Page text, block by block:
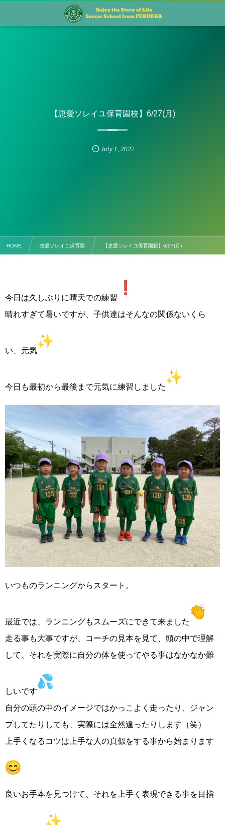
【恵愛ソレイユ保育園校】6/27(月)
July 1,2022
HOME 恵愛ソレイユ保育園 【恵愛ソレイユ保育園校】6/27(月)
今日は久しぶりに晴天での練習
晴れすぎて暑いですが、子供達はそんなの関係ないくら
い、元気
今日も最初から最後まで元気に練習しました
いつものランニングからスタート。
最近では、ランニングもスムーズにできて来ました
走る事も大事ですが、コーチの見本を見て、頭の中で理解
して、 それを実際に自分の体を使ってやる事はなかなか難
しいです
自分の頭の中のイメージではかっこよく走ったり、
ジャン
プしてたりしても、実際には全然違ったりします（笑）
上手くなるコツは上手な人の真似をする事から始まります
良いお手本を見つけて、 それを上手く表現できる事を目指